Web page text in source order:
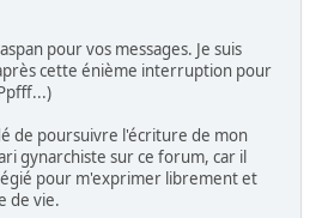
pour vos messages. Je suis
cette énième interruption pour
de poursuivre l'écriture de mon
gynarchiste sur ce forum, car il
pour m'exprimer librement et
de vie.